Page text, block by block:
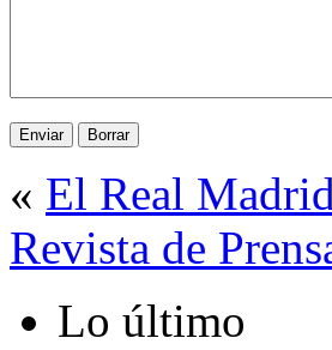
« El Real
Revista de
Lo último